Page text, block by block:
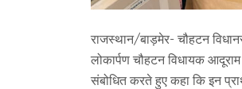
राजस्थान/बाड़मेर- चौहटन
लोकार्पण चौहटन विधायक
संबोधित करते हुए कहा कि इन